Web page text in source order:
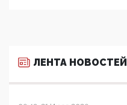
ЛЕНТА НОВОСТЕЙ